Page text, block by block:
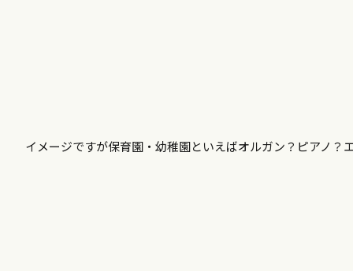
イメージですが保育園・幼稚園といえばオルガン？ピアノ？